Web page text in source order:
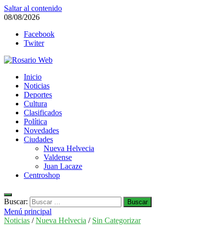
Saltar al contenido
08/08/2026
Facebook
Twiter
Rosario Web
Todas la noticias de Rosario y la zona
Inicio
Noticias
Deportes
Cultura
Clasificados
Política
Novedades
Ciudades
Nueva Helvecia
Valdense
Juan Lacaze
Centroshop
Buscar:
Menú principal
Noticias /Nueva Helvecia / Sin Categorizar